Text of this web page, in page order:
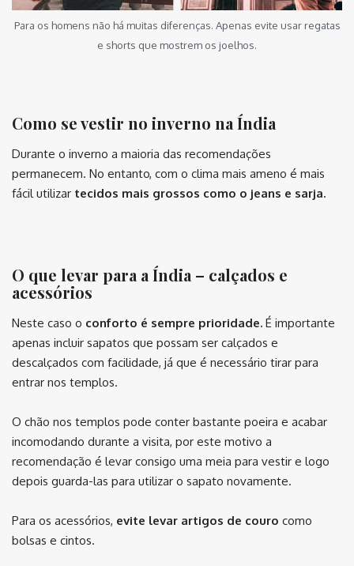
Para os homens não há muitas diferenças. Apenas evite usar regatas
e shorts que mostrem os joelhos.
Como se vestir no inverno na Índia
Durante o inverno a maioria das recomendações
permanecem. No entanto, com o clima mais ameno é mais
fácil utilizar tecidos mais grossos como o jeans e sarja.
O que levar para a Índia – calçados e
acessórios
Neste caso o conforto é sempre prioridade. É importante
apenas incluir sapatos que possam ser calçados e
descalçados com facilidade, já que é necessário tirar para
entrar nos templos.
O chão nos templos pode conter bastante poeira e acabar
incomodando durante a visita, por este motivo a
recomendação é levar consigo uma meia para vestir e logo
depois guarda-las para utilizar o sapato novamente.
Para os acessórios, evite levar artigos de couro como
bolsas e cintos.